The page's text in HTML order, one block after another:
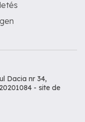
Dacia nr 34,
- site de